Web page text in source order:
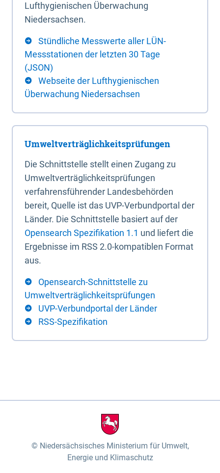
Lufthygienischen Überwachung
Niedersachsen.
Stündliche Messwerte aller LÜN-
Messstationen der letzten 30 Tage
(JSON)
Webseite der Lufthygienischen
Überwachung Niedersachsen
Umweltverträglichkeitsprüfungen
Die Schnittstelle stellt einen Zugang zu
Umweltverträglichkeitsprüfungen
verfahrensführender Landesbehörden
bereit, Quelle ist das UVP-Verbundportal der
Länder. Die Schnittstelle basiert auf der
Opensearch Spezifikation 1.1 und liefert die
Ergebnisse im RSS 2.0-kompatiblen Format
aus.
Opensearch-Schnittstelle zu
Umweltverträglichkeitsprüfungen
UVP-Verbundportal der Länder
RSS-Spezifikation
Niedersächsisches Ministerium für Umwelt,
Energie und Klimaschutz